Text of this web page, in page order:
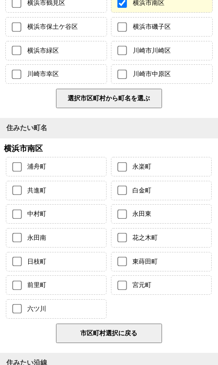
横浜市鶴見区 横浜市南区
横浜市保土ケ谷区 横浜市磯子区
横浜市緑区 川崎市川崎区
川崎市幸区 川崎市中原区
住みたい町名
横浜市南区
浦舟町 永楽町
共進町 白金町
中村町 永田東
永田南 花之木町
日枝町 東蒔田町
前里町 宮元町
六ツ川
住みたい沿線